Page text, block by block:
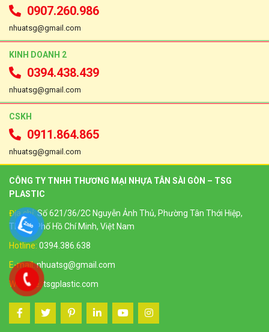
0907.260.986
nhuatsg@gmail.com
KINH DOANH 2
0394.438.439
nhuatsg@gmail.com
CSKH
0911.864.865
nhuatsg@gmail.com
CÔNG TY TNHH THƯƠNG MẠI NHỰA TÂN SÀI GÒN – TSG
PLASTIC
Địa chỉ:Số 621/36/2C Nguyễn Ảnh Thủ, Phường Tân Thới Hiệp,
Thành Phố Hồ Chí Minh, Việt Nam
Hotline: 0394.386.638
E-mail:nhuatsg@gmail.com
Website: tsgplastic.com